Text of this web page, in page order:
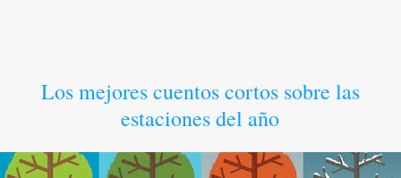
Los mejores cuentos cortos sobre las
estaciones del año